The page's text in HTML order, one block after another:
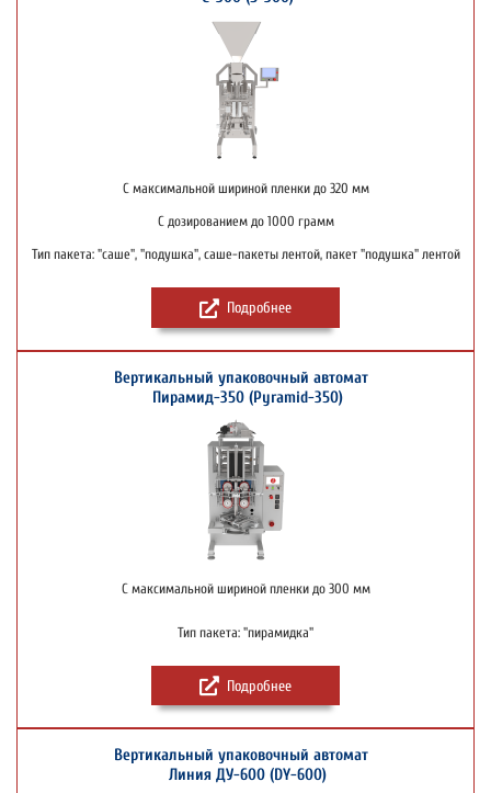
С максимальной шириной пленки до 320 мм
С дозированием до 1000 грамм
Тип пакета: "саше", "подушка", саше-пакеты лентой, пакет "подушка" лентой
Подробнее
Вертикальный упаковочный автомат
Пирамид-350 (Pyramid-350)
С максимальной шириной пленки до 300 мм
Тип пакета: "пирамидка"
Подробнее
Вертикальный упаковочный автомат
Линия ДУ-600 (DY-600)